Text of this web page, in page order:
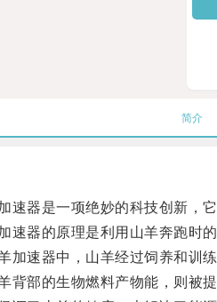
简介
器是一项绝妙的科技创新，它
器的原理是利用山羊奔跑时的
速器中，山羊经过饲养和训练
部的生物燃料产物能，则被提